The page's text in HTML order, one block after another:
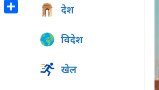
देश
विदेश
खेल